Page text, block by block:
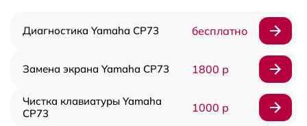
Диагностика Yamaha CP73 бесплатно
Замена экрана Yamaha CP73 1800 р
Чистка клавиатуры Yamaha
CP73
1000 р